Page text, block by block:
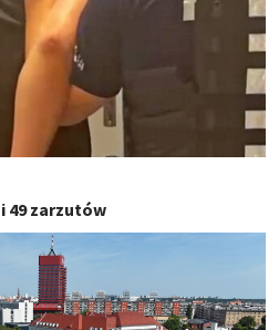
49 zarzutów